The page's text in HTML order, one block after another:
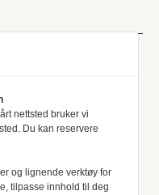
av det redaktørstyre
nettsted bruker vi
Du kan reservere
og lignende verktøy for
tilpasse innhold til deg